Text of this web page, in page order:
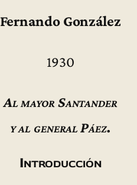
Fernando González
1930
Al mayor Santander
y al general Páez.
Introducción